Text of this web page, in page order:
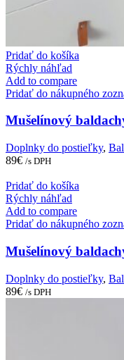
Pridať do košíka
Rýchly náhľad
Add to compare
Pridať do nákupného
Mušelínový
Doplnky do postieľky,
89€ /s DPH
Pridať do košíka
Rýchly náhľad
Add to compare
Pridať do nákupného
Mušelínový
Doplnky do postieľky,
89€ /s DPH